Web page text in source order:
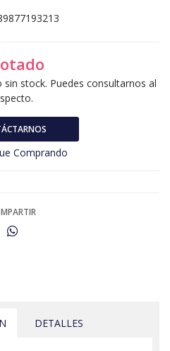
stock. Puedes consultarnos al
Comprando
DETALLES